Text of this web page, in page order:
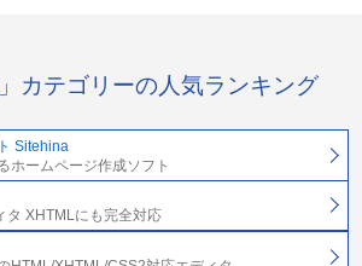
カテゴリーの人気ランキング
Sitehina
ホームページ作成ソフト
タ XHTMLにも完全対応